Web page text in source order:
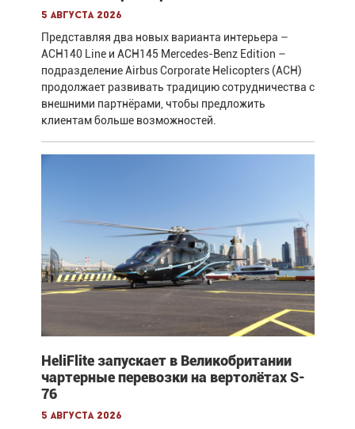
5 августа 2026
Представляя два новых варианта интерьера –
ACH140 Line и ACH145 Mercedes-Benz Edition –
подразделение Airbus Corporate Helicopters (ACH)
продолжает развивать традицию сотрудничества с
внешними партнёрами, чтобы предложить
клиентам больше возможностей.
HeliFlite запускает в Великобритании
чартерные перевозки на вертолётах S-
76
5 августа 2026